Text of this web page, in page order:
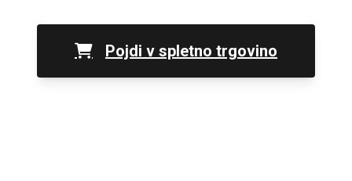
Pojdi v spletno trgovino